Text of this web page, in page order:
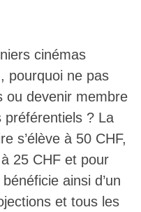
cinémas
pourquoi ne pas
ou devenir membre
préférentiels ? La
s’élève à 50 CHF,
25 CHF et pour
ainsi d’un
et tous les